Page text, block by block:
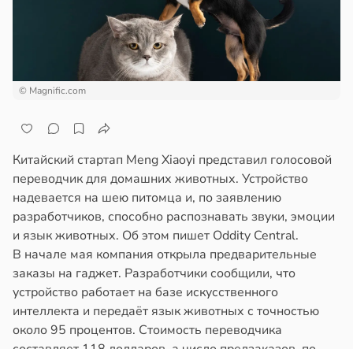
в20:58
© Magnific.com
Китайский стартап Meng Xiaoyi представил голосовой
переводчик для домашних животных. Устройство
надевается на шею питомца и, по заявлению
разработчиков, способно распознавать звуки, эмоции
и язык животных. Об этом пишет Oddity Central.
В начале мая компания открыла предварительные
заказы на гаджет. Разработчики сообщили, что
устройство работает на базе искусственного
интеллекта и передаёт язык животных с точностью
около 95 процентов. Стоимость переводчика
19:31